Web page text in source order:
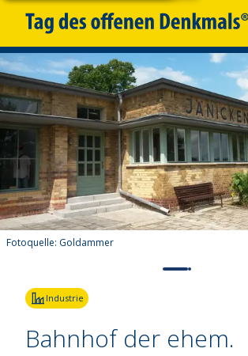
Fotoquelle: Goldammer
Industrie
Bahnhof der ehem.